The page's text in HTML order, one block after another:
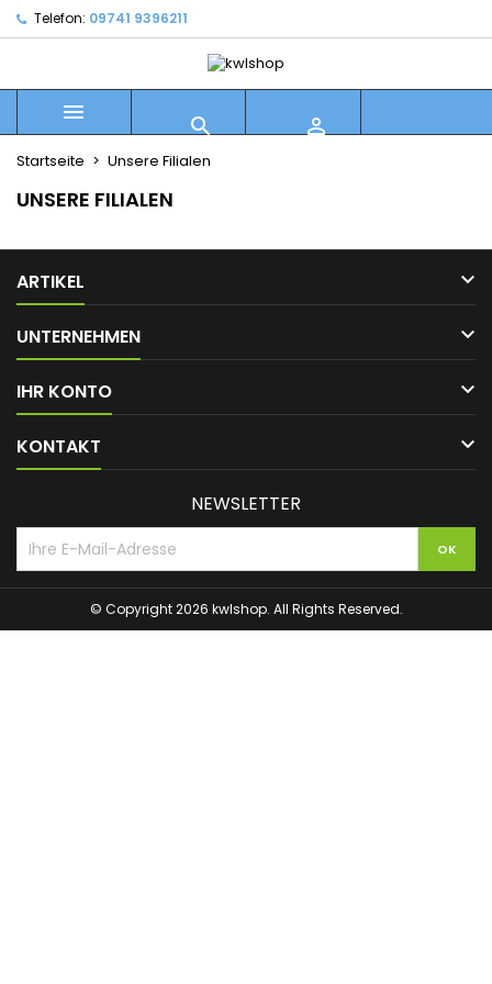
Telefon: 09741 9396211
  
Startseite Unsere Filialen
UNSERE FILIALEN
ARTIKEL 
UNTERNEHMEN 
IHR KONTO 
KONTAKT 
NEWSLETTER
© Copyright 2026 kwlshop. All Rights Reserved.